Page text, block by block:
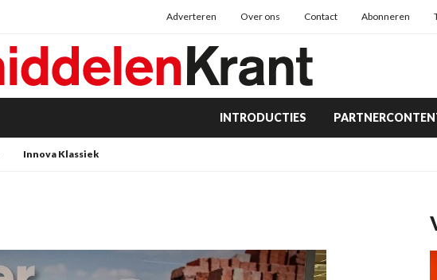
Adverteren Over ons Contact Abonneren
INTRODUCTIES
Innova Klassiek